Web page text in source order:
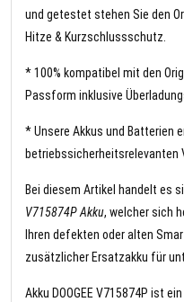
und getestet stehen Sie den
Hitze & Kurzschlussschutz.
* 100% kompatibel mit den
Passform inklusive
* Unsere Akkus und Batterien
betriebssicherheitsrelevanten
Bei diesem Artikel handelt es
V715874P Akku, welcher sich
Ihren defekten oder alten
zusätzlicher Ersatzakku für
Akku DOOGEE V715874P ist